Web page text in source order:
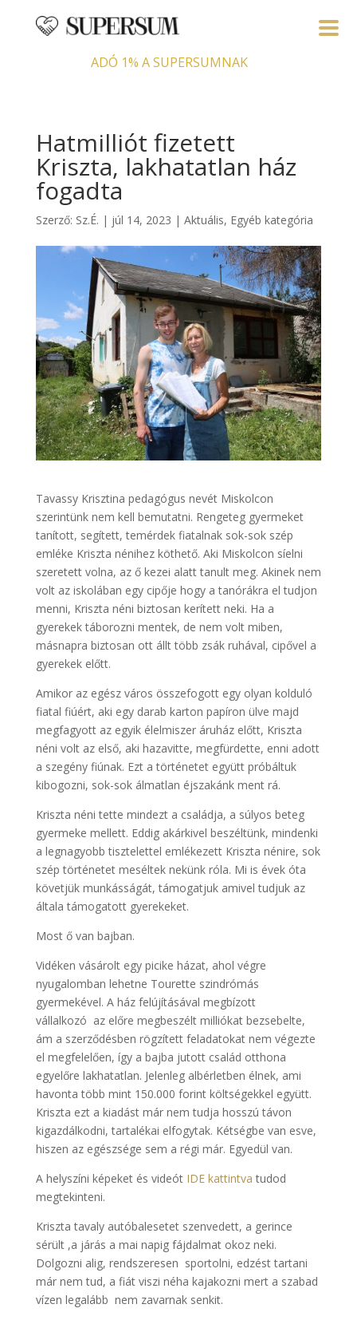
ADÓ 1% A SUPERSUMNAK
Hatmilliót fizetett
Kriszta, lakhatatlan ház
fogadta
Szerző: Sz.É. | júl 14, 2023 | Aktuális, Egyéb kategória
Tavassy Krisztina pedagógus nevét Miskolcon
szerintünk nem kell bemutatni. Rengeteg gyermeket
tanított, segített, temérdek fiatalnak sok-sok szép
emléke Kriszta nénihez köthető. Aki Miskolcon síelni
szeretett volna, az ő kezei alatt tanult meg. Akinek nem
volt az iskolában egy cipője hogy a tanórákra el tudjon
menni, Kriszta néni biztosan kerített neki. Ha a
gyerekek táborozni mentek, de nem volt miben,
másnapra biztosan ott állt több zsák ruhával, cipővel a
gyerekek előtt.
Amikor az egész város összefogott egy olyan kolduló
fiatal fiúért, aki egy darab karton papíron ülve majd
megfagyott az egyik élelmiszer áruház előtt, Kriszta
néni volt az első, aki hazavitte, megfürdette, enni adott
a szegény fiúnak. Ezt a történetet együtt próbáltuk
kibogozni, sok-sok álmatlan éjszakánk ment rá.
Kriszta néni tette mindezt a családja, a súlyos beteg
gyermeke mellett. Eddig akárkivel beszéltünk, mindenki
a legnagyobb tisztelettel emlékezett Kriszta nénire, sok
szép történetet meséltek nekünk róla. Mi is évek óta
követjük munkásságát, támogatjuk amivel tudjuk az
általa támogatott gyerekeket.
Most ő van bajban.
Vidéken vásárolt egy picike házat, ahol végre
nyugalomban lehetne Tourette szindrómás
gyermekével. A ház felújításával megbízott
vállalkozó az előre megbeszélt milliókat bezsebelte,
ám a szerződésben rögzített feladatokat nem végezte
el megfelelően, így a bajba jutott család otthona
egyelőre lakhatatlan. Jelenleg albérletben élnek, ami
havonta több mint 150.000 forint költségekkel együtt.
Kriszta ezt a kiadást már nem tudja hosszú távon
kigazdálkodni, tartalékai elfogytak. Kétségbe van esve,
hiszen az egészsége sem a régi már. Egyedül van.
A helyszíni képeket és videót IDE kattintva tudod
megtekinteni.
Kriszta tavaly autóbalesetet szenvedett, a gerince
sérült ,a járás a mai napig fájdalmat okoz neki.
Dolgozni alig, rendszeresen sportolni, edzést tartani
már nem tud, a fiát viszi néha kajakozni mert a szabad
vízen legalább nem zavarnak senkit.